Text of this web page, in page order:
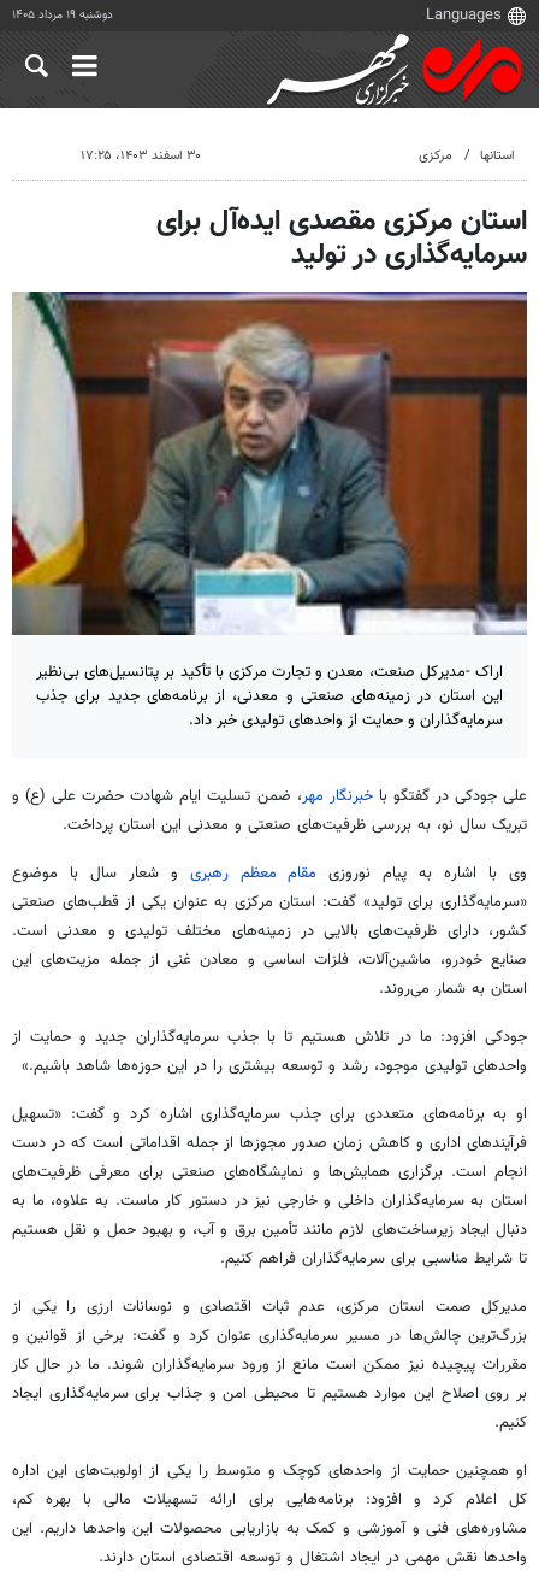
دوشنبه ۱۹ مرداد ۱۴۰۵
استانها مرکزی ۳۰ اسفند ۱۴۰۳، ۱۷:۲۵
استان مرکزی مقصدی ایده‌آل برای
سرمایه‌گذاری در تولید
اراک -مدیرکل صنعت، معدن و تجارت مرکزی با تأکید بر پتانسیل‌های بی‌نظیر
این استان در زمینه‌های صنعتی و معدنی، از برنامه‌های جدید برای جذب
سرمایه‌گذاران و حمایت از واحدهای تولیدی خبر داد.
علی جودکی در گفتگو با خبرنگار مهر، ضمن تسلیت ایام شهادت حضرت علی (ع)و
تبریک سال نو، به بررسی ظرفیت‌های صنعتی و معدنی این استان پرداخت.
وی با اشاره به پیام نوروزیمقام معظم رهبری و شعار سال با موضوع
«سرمایه‌گذاری برای تولید» گفت: استان مرکزی به عنوان یکی از قطب‌های صنعتی
کشور، دارای ظرفیت‌های بالایی در زمینه‌های مختلف تولیدی و معدنی است.
صنایع خودرو، ماشین‌آلات، فلزات اساسی و معادن غنی از جمله مزیت‌های این
استان به شمار می‌روند.
جودکی افزود: ما در تلاش هستیم تا با جذب سرمایه‌گذاران جدید و حمایت از
واحدهای تولیدی موجود، رشد و توسعه بیشتری را در این حوزه‌ها شاهد باشیم.»
او به برنامه‌های متعددی برای جذب سرمایه‌گذاری اشاره کرد و گفت: «تسهیل
فرآیندهای اداری و کاهش زمان صدور مجوزها از جمله اقداماتی است که در دست
انجام است. برگزاری همایش‌ها و نمایشگاه‌های صنعتی برای معرفی ظرفیت‌های
استان به سرمایه‌گذاران داخلی و خارجی نیز در دستور کار ماست. به علاوه، ما به
دنبال ایجاد زیرساخت‌های لازم مانند تأمین برق و آب، و بهبود حمل و نقل هستیم
تا شرایط مناسبی برای سرمایه‌گذاران فراهم کنیم.
مدیرکل صمت استان مرکزی، عدم ثبات اقتصادی و نوسانات ارزی را یکی از
بزرگ‌ترین چالش‌ها در مسیر سرمایه‌گذاری عنوان کرد و گفت: برخی از قوانین و
مقررات پیچیده نیز ممکن است مانع از ورود سرمایه‌گذاران شوند. ما در حال کار
بر روی اصلاح این موارد هستیم تا محیطی امن و جذاب برای سرمایه‌گذاری ایجاد
کنیم.
او همچنین حمایت از واحدهای کوچک و متوسط را یکی از اولویت‌های این اداره
کل اعلام کرد و افزود: برنامه‌هایی برای ارائه تسهیلات مالی با بهره کم،
مشاوره‌های فنی و آموزشی و کمک به بازاریابی محصولات این واحدها داریم. این
واحدها نقش مهمی در ایجاد اشتغال و توسعه اقتصادی استان دارند.